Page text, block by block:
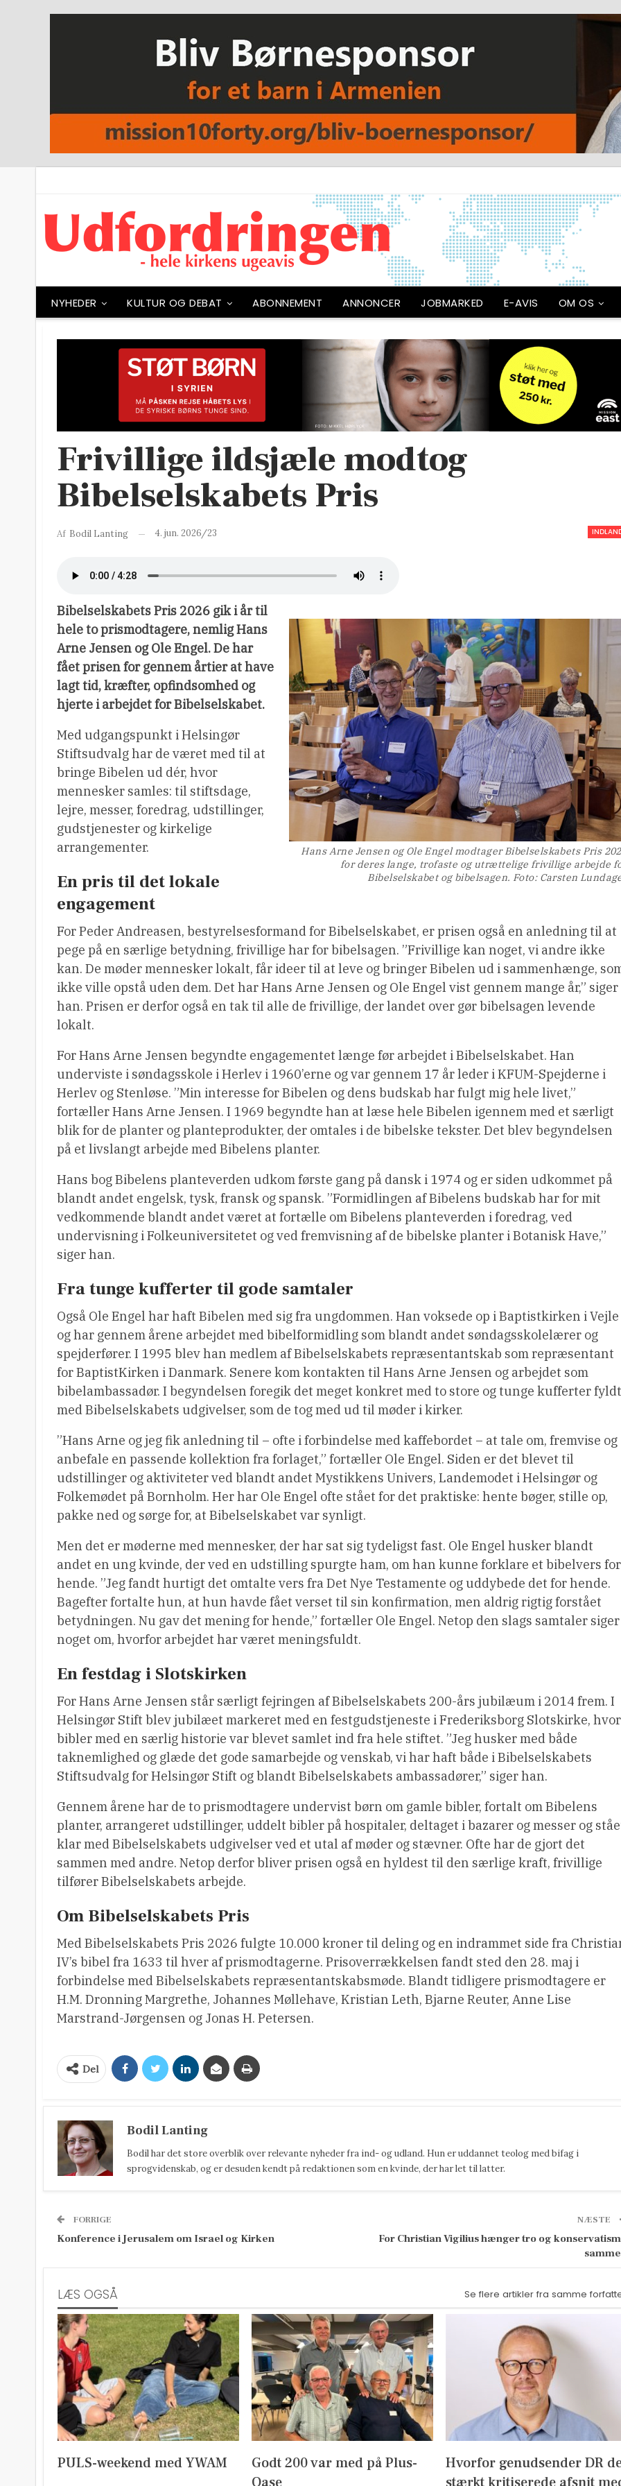
NYHEDER KULTUR OG DEBAT ABONNEMENT ANNONCER JOBMARKED E-AVIS OM OS
Frivillige ildsjæle modtog
Bibelselskabets Pris
Af Bodil Lanting 4. jun. 2026/23
Hans Arne Jensen og Ole Engel modtager Bibelselskabets Pris
for deres lange, trofaste og utrættelige frivillige arbejde
Bibelselskabet og bibelsagen. Foto: Carsten
Bibelselskabets Pris 2026 gik i år til
hele to prismodtagere, nemlig Hans
Arne Jensen og Ole Engel. De har
fået prisen for gennem årtier at have
lagt tid, kræfter, opfindsomhed og
hjerte i arbejdet for Bibelselskabet.
Med udgangspunkt i Helsingør
Stiftsudvalg har de været med til at
bringe Bibelen ud dér, hvor
mennesker samles: til stiftsdage,
lejre, messer, foredrag, udstillinger,
gudstjenester og kirkelige
arrangementer.
En pris til det lokale
engagement
For Peder Andreasen, bestyrelsesformand for Bibelselskabet, er prisen også en anledning til at
pege på en særlige betydning, frivillige har for bibelsagen. ”Frivillige kan noget, vi andre ikke
kan. De møder mennesker lokalt, får ideer til at leve og bringer Bibelen ud i sammenhænge,
ikke ville opstå uden dem. Det har Hans Arne Jensen og Ole Engel vist gennem mange år,” siger
han. Prisen er derfor også en tak til alle de frivillige, der landet over gør bibelsagen levende
lokalt.
For Hans Arne Jensen begyndte engagementet længe før arbejdet i Bibelselskabet. Han
underviste i søndagsskole i Herlev i 1960’erne og var gennem 17 år leder i KFUM-Spejderne i
Herlev og Stenløse. ”Min interesse for Bibelen og dens budskab har fulgt mig hele livet,”
fortæller Hans Arne Jensen. I 1969 begyndte han at læse hele Bibelen igennem med et særligt
blik for de planter og planteprodukter, der omtales i de bibelske tekster. Det blev begyndelsen
på et livslangt arbejde med Bibelens planter.
Hans bog Bibelens planteverden udkom første gang på dansk i 1974 og er siden udkommet på
blandt andet engelsk, tysk, fransk og spansk. ”Formidlingen af Bibelens budskab har for mit
vedkommende blandt andet været at fortælle om Bibelens planteverden i foredrag, ved
undervisning i Folkeuniversitetet og ved fremvisning af de bibelske planter i Botanisk Have,”
siger han.
Fra tunge kufferter til gode samtaler
Også Ole Engel har haft Bibelen med sig fra ungdommen. Han voksede op i Baptistkirken i Vejle
og har gennem årene arbejdet med bibelformidling som blandt andet søndagsskolelærer og
spejderfører. I 1995 blev han medlem af Bibelselskabets repræsentantskab som repræsentant
for BaptistKirken i Danmark. Senere kom kontakten til Hans Arne Jensen og arbejdet som
bibelambassadør. I begyndelsen foregik det meget konkret med to store og tunge kufferter fyldt
med Bibelselskabets udgivelser, som de tog med ud til møder i kirker.
”Hans Arne og jeg fik anledning til – ofte i forbindelse med kaffebordet – at tale om, fremvise og
anbefale en passende kollektion fra forlaget,” fortæller Ole Engel. Siden er det blevet til
udstillinger og aktiviteter ved blandt andet Mystikkens Univers, Landemodet i Helsingør og
Folkemødet på Bornholm. Her har Ole Engel ofte stået for det praktiske: hente bøger, stille op,
pakke ned og sørge for, at Bibelselskabet var synligt.
Men det er møderne med mennesker, der har sat sig tydeligst fast. Ole Engel husker blandt
andet en ung kvinde, der ved en udstilling spurgte ham, om han kunne forklare et bibelvers for
hende. ”Jeg fandt hurtigt det omtalte vers fra Det Nye Testamente og uddybede det for hende.
Bagefter fortalte hun, at hun havde fået verset til sin konfirmation, men aldrig rigtig forstået
betydningen. Nu gav det mening for hende,” fortæller Ole Engel. Netop den slags samtaler siger
noget om, hvorfor arbejdet har været meningsfuldt.
En festdag i Slotskirken
For Hans Arne Jensen står særligt fejringen af Bibelselskabets 200-års jubilæum i 2014 frem. I
Helsingør Stift blev jubilæet markeret med en festgudstjeneste i Frederiksborg Slotskirke, hvor
bibler med en særlig historie var blevet samlet ind fra hele stiftet. ”Jeg husker med både
taknemlighed og glæde det gode samarbejde og venskab, vi har haft både i Bibelselskabets
Stiftsudvalg for Helsingør Stift og blandt Bibelselskabets ambassadører,” siger han.
Gennem årene har de to prismodtagere undervist børn om gamle bibler, fortalt om Bibelens
planter, arrangeret udstillinger, uddelt bibler på hospitaler, deltaget i bazarer og messer og
klar med Bibelselskabets udgivelser ved et utal af møder og stævner. Ofte har de gjort det
sammen med andre. Netop derfor bliver prisen også en hyldest til den særlige kraft, frivillige
tilfører Bibelselskabets arbejde.
Om Bibelselskabets Pris
Med Bibelselskabets Pris 2026 fulgte 10.000 kroner til deling og en indrammet side fra
IV’s bibel fra 1633 til hver af prismodtagerne. Prisoverrækkelsen fandt sted den 28. maj i
forbindelse med Bibelselskabets repræsentantskabsmøde. Blandt tidligere prismodtagere er
H.M. Dronning Margrethe, Johannes Møllehave, Kristian Leth, Bjarne Reuter, Anne Lise
Marstrand-Jørgensen og Jonas H. Petersen.
Del
Bodil Lanting
Bodil har det store overblik over relevante nyheder fra ind- og udland. Hun er uddannet teolog med bifag i
sprogvidenskab, og er desuden kendt på redaktionen som en kvinde, der har let til latter.
FORRIGE
Konference i Jerusalem om Israel og Kirken
NÆSTE
For Christian Vigilius hænger tro og
LÆS OGSÅ Se flere artikler fra samme
PULS-weekend med YWAM
Godt 200 var med på Plus-
Hvorfor genudsender DR